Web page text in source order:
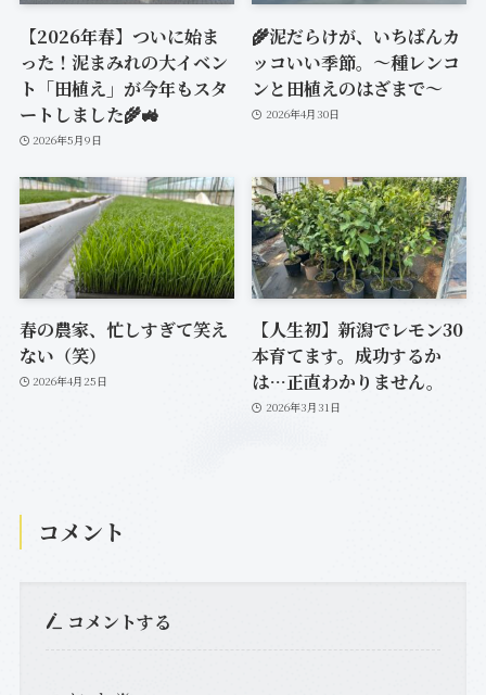
【2026年春】ついに始ま
った！泥まみれの大イベン
ト「田植え」が今年もスタ
ートしました🌾🚜
2026年5月9日
🌾泥だらけが、いちばんカ
ッコいい季節。〜種レンコ
ンと田植えのはざまで〜
2026年4月30日
春の農家、忙しすぎて笑え
ない（笑）
2026年4月25日
【人生初】新潟でレモン30
本育てます。成功するか
は…正直わかりません。
2026年3月31日
コメント
コメントする